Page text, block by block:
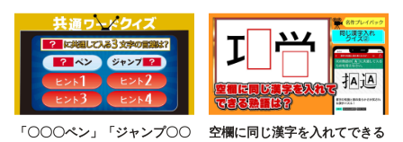
「〇〇〇ペン」「ジャンプ〇〇
空欄に同じ漢字を入れてできる